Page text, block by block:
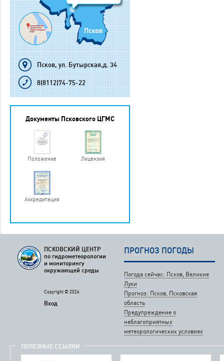
Псков, ул. Бутырская,д. 34
8(8112)74-75-22
Документы Псковского ЦГМС
Положение Лицензия
Аккредитация
ПСКОВСКИЙ ЦЕНТР
по гидрометеорологии
и мониторингу
окружающей среды
Copyright © 2026
Вход
ПРОГНОЗ ПОГОДЫ
Погода сейчас: Псков, Великие
Луки
Прогноз: Псков, Псковская
область
Предупреждение о
неблагоприятных
метеорологических условиях
ПОЛЕЗНЫЕ ССЫЛКИ